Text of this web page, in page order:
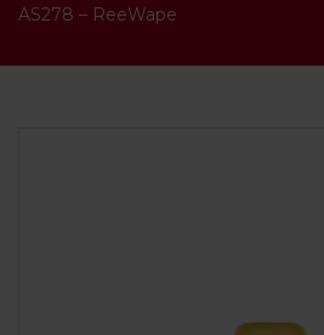
AS278 – ReeWape